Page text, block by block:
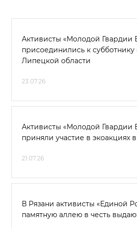
Активисты «Молодой Гвардии
присоединились к субботнику
Липецкой области
23.07.26
Активисты «Молодой Гвардии
приняли участие в экоакциях
21.07.26
В Рязани активисты «Единой
памятную аллею в честь